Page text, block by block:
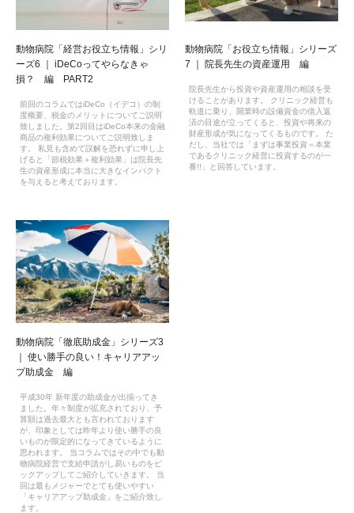
動物病院「経営お役立ち情報」シリ
ーズ6 ｜ iDeCoってやらなきゃ
損？ 編 PART2
前回のコラムではiDeCo（イデコ）の制
度概要、税金のメリットについてご説明
致しました。第2回目はiDeCo本来の金融
商品の複利効果についてご説明致しま
す。 私見も含めて誤解を恐れずに申し上
げると「節税効果＋複利効果」は院長先
生の資産形成に本当に大きなインパクト
を与えると考えております。
動物病院「お役立ち情報」シリーズ
7 ｜ 院長先生の資産運用 編
院長先生から投資や資産運用の相談を受
けることがあります。 クリニック経営も
軌道に乗り、開業時の設備資金の借入返
済の目途が立ってくると、投資や将来の
財産形成が気になってくるものです。 た
だし、当社では「まずは事業投資＝本業
であるクリニック経営に投資するのが一
番!!」と回答しています。
動物病院「徹底助成金」シリーズ3
｜ 使い勝手の良い！キャリアアッ
プ助成金 編
平成30年 新年度の助成金が出揃ってき
ました。年々制度が拡充されており、予
算額は過去最大とも言われております
が、印象としては昨年より使い勝手の良
いものが限定的になってきているように
思われます。 当コラムではその中でも動
物病院経営で支給申請がし易いものをピ
ックアップしてご紹介していきます。 当
回は最もメジャーでとても使いやすい
「キャリアアップ助成金」をご紹介致し
ます。